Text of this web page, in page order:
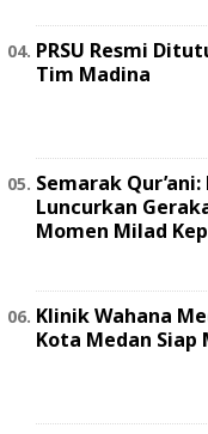
PRSU Resmi
Tim Madina
Semarak
Luncurkan
Momen Milad
Klinik Wahana
Kota Medan